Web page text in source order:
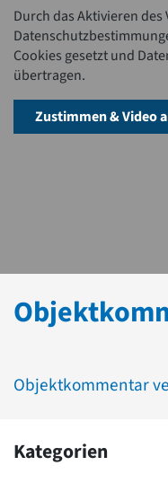
Durch das Aktivieren
Cookies gesetzt und
übertragen.
Objektkommentar
Kategorien